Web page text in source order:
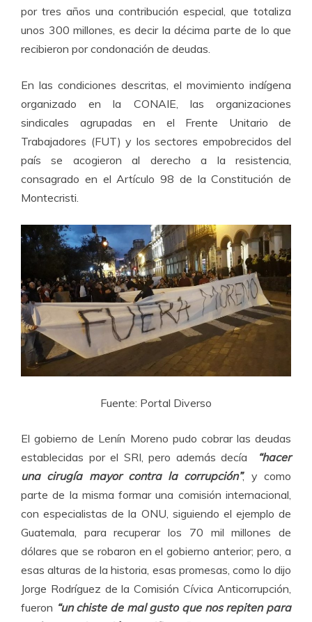
por tres años una contribución especial, que totaliza
unos 300 millones, es decir la décima parte de lo que
recibieron por condonación de deudas.
En las condiciones descritas, el movimiento indígena
organizado en la CONAIE, las organizaciones
sindicales agrupadas en el Frente Unitario de
Trabajadores (FUT) y los sectores empobrecidos del
país se acogieron al derecho a la resistencia,
consagrado en el Artículo 98 de la Constitución de
Montecristi.
Fuente: Portal Diverso
El gobierno de Lenín Moreno pudo cobrar las deudas
establecidas por el SRI, pero además decía
“hacer
una cirugía mayor contra la corrupción”, y como
parte de la misma formar una comisión internacional,
con especialistas de la ONU, siguiendo el ejemplo de
Guatemala, para recuperar los 70 mil millones de
dólares que se robaron en el gobierno anterior; pero, a
esas alturas de la historia, esas promesas, como lo dijo
Jorge Rodríguez de la Comisión Cívica Anticorrupción,
fueron “un chiste de mal gusto que nos repiten para